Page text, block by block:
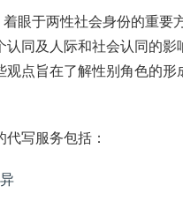
眼于两性社会身份的重要
同及人际和社会认同的
点旨在了解性别角色的
写服务包括：